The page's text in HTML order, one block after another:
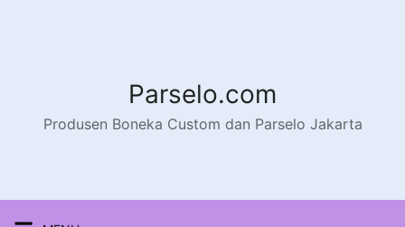
Parselo.com
Produsen Boneka Custom dan Parselo Jakarta